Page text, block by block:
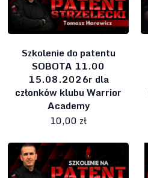
Szkolenie do patentu
SOBOTA 11.00
15.08.2026r dla
członków klubu Warrior
Academy
10,00 zł